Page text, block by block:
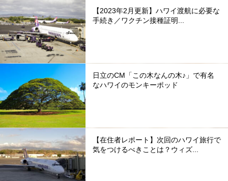
【2023年2月更新】ハワイ渡航に必要な
手続き／ワクチン接種証明...
日立のCM「この木なんの木♪」で有名
なハワイのモンキーポッド
【在住者レポート】次回のハワイ旅行で
気をつけるべきことは？ウィズ...